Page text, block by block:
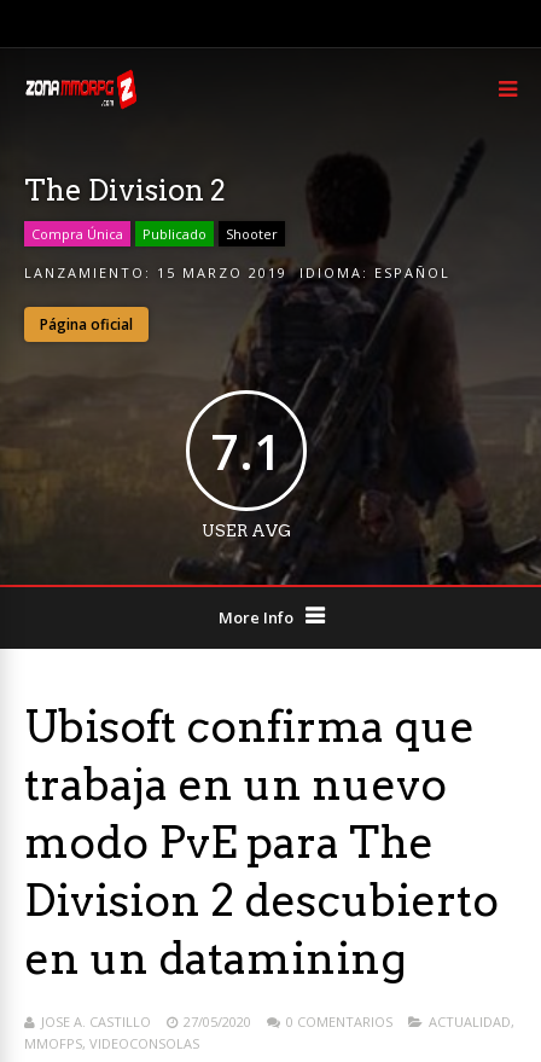
The Division 2
Compra Única Publicado Shooter
LANZAMIENTO: 15 MARZO 2019 IDIOMA: ESPAÑOL
Página oficial
7.1
USER AVG
More Info
Ubisoft confirma que
trabaja en un nuevo
modo PvE para The
Division 2 descubierto
en un datamining
JOSE A. CASTILLO 27/05/2020 0 COMENTARIOS ACTUALIDAD,
MMOFPS, VIDEOCONSOLAS